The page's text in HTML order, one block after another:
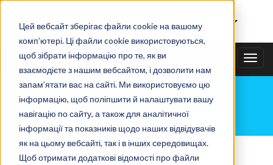
Цей вебсайт зберігає файли cookie на вашому
комп’ютері. Ці файли cookie використовуються,
щоб зібрати інформацію про те, як ви
взаємодієте з нашим вебсайтом, і дозволити нам
запам’ятати вас на сайті. Ми використовуємо цю
інформацію, щоб поліпшити й налаштувати вашу
навігацію по сайту, а також для аналітичної
інформації та показників щодо наших відвідувачів
як на цьому вебсайті, так і в інших середовищах.
Щоб отримати додаткові відомості про файли
+38(067)3538585
БЛОГ
Главная »Блог»Проверки повышают вашу прибыль